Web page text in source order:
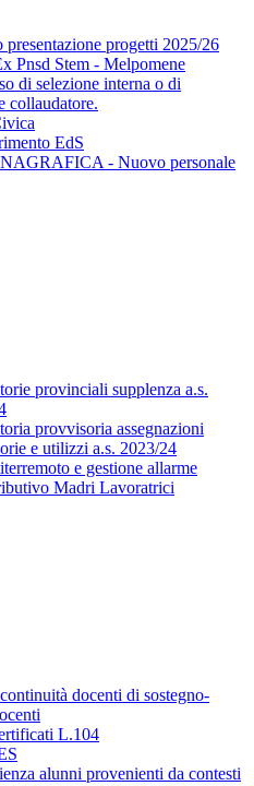
presentazione progetti 2025/26
Pnsd Stem - Melpomene
di selezione interna o di
collaudatore.
EdS
- Nuovo personale
provinciali supplenza a.s.
provvisoria assegnazioni
e utilizzi a.s. 2023/24
e gestione allarme
Madri Lavoratrici
docenti di sostegno-
L.104
alunni provenienti da contesti